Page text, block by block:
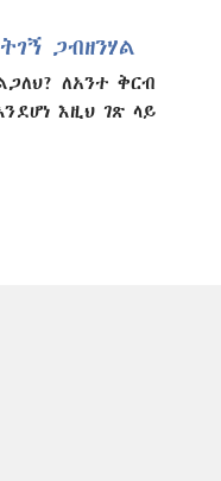
ጋብዘንሃል
ለአንተ ቅርብ
እዚህ ገጽ ላይ